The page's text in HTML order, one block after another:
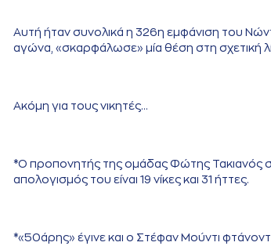
Αυτή ήταν συνολικά η 326η εμφάνιση του
αγώνα, «σκαρφάλωσε» μία θέση στη σχετική
Ακόμη για τους νικητές…
*Ο προπονητής της ομάδας Φώτης
απολογισμός του είναι 19 νίκες και 31 ήττες.
*«50άρης» έγινε και ο Στέφαν Μούντι